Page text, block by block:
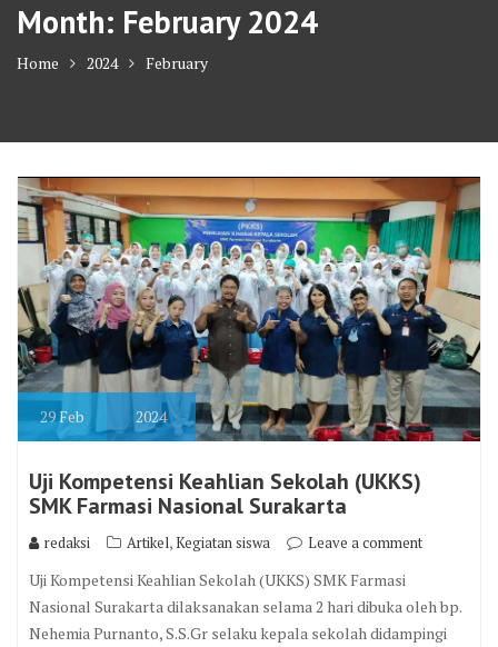
Month: February 2024
Home 2024 February
29Feb 2024
Uji Kompetensi Keahlian Sekolah (UKKS)
SMK Farmasi Nasional Surakarta
redaksi Artikel,Kegiatan siswa Leave a comment
Uji Kompetensi Keahlian Sekolah (UKKS) SMK Farmasi
Nasional Surakarta dilaksanakan selama 2 hari dibuka oleh bp.
Nehemia Purnanto, S.S.Gr selaku kepala sekolah didampingi